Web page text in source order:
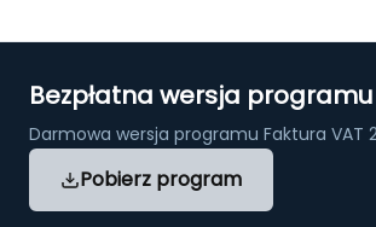
Bezpłatna wersja programu
Darmowa wersja programu Faktura VAT
Pobierz program